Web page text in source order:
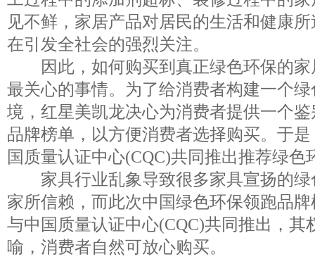
见不鲜，家居产品对居民的生活和健康
在引发全社会的强烈关注。
因此，如何购买到真正绿色环保的家
最关心的事情。为了给消费者构建一个
境，红星美凯龙决心为消费者提供一个
品牌榜单，以方便消费者选择购买。于
国质量认证中心(CQC)共同推出推荐绿色
家具行业乱象导致很多家具宣扬的绿
家所信赖，而此次中国绿色环保领跑品
与中国质量认证中心(CQC)共同推出，其
喻，消费者自然可放心购买。